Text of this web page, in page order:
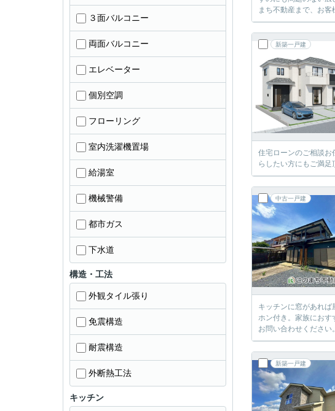
まち不動産まで、お
新築一戸建
住宅ローンのご相談お
らしたい方にもご満足
中古一戸建
キッチンに窓があれ
ホン付き。家族におす
お問い合わせください
新築一戸建
３面バルコニー
両面バルコニー
エレベーター
個別空調
フローリング
室内洗濯機置場
給湯室
機械警備
都市ガス
下水道
構造・工法
外観タイル張り
免震構造
耐震構造
外断熱工法
キッチン